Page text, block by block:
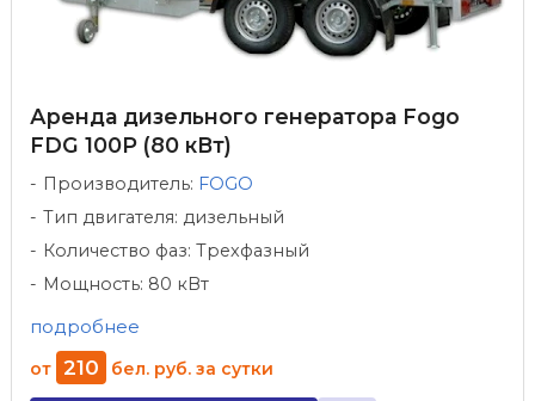
Аренда дизельного генератора Fogo
FDG 100P (80 кВт)
Производитель: FOGO
Тип двигателя: дизельный
Количество фаз: Трехфазный
Мощность: 80 кВт
подробнее
от 210 бел. руб. за сутки